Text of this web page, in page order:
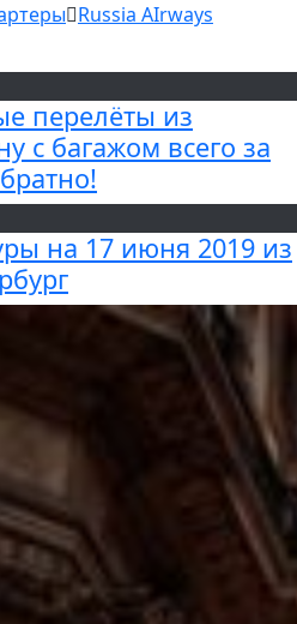
Russia AIrways
перелёты из
с багажом всего за
на 17 июня 2019 из